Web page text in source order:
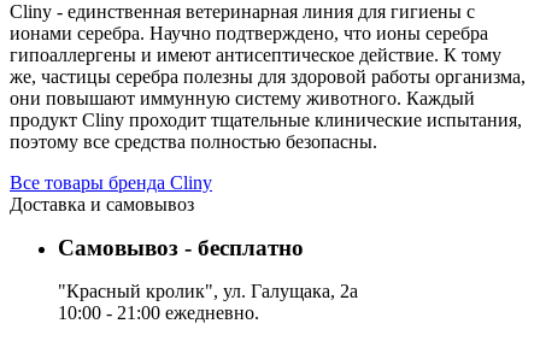
Cliny - единственная ветеринарная линия для гигиены с
ионами серебра. Научно подтверждено, что ионы серебра
гипоаллергены и имеют антисептическое действие. К тому
же, частицы серебра полезны для здоровой работы организма,
они повышают иммунную систему животного. Каждый
продукт Cliny проходит тщательные клинические испытания,
поэтому все средства полностью безопасны.
Все товары бренда Cliny
Доставка и самовывоз
Самовывоз - бесплатно
"Красный кролик", ул. Галущака, 2а
10:00 - 21:00 ежедневно.